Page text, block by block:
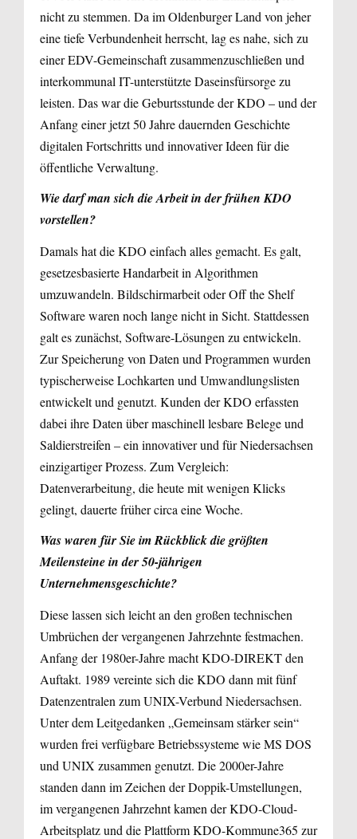
nicht zu stemmen. Da im Oldenburger Land von jeher
eine tiefe Verbundenheit herrscht, lag es nahe, sich zu
einer EDV-Gemeinschaft zusammenzuschließen und
interkommunal IT-unterstützte Daseinsfürsorge zu
leisten. Das war die Geburtsstunde der KDO – und der
Anfang einer jetzt 50 Jahre dauernden Geschichte
digitalen Fortschritts und innovativer Ideen für die
öffentliche Verwaltung.
Wie darf man sich die Arbeit in der frühen KDO
vorstellen?
Damals hat die KDO einfach alles gemacht. Es galt,
gesetzesbasierte Handarbeit in Algorithmen
umzuwandeln. Bildschirmarbeit oder Off the Shelf
Software waren noch lange nicht in Sicht. Stattdessen
galt es zunächst, Software-Lösungen zu entwickeln.
Zur Speicherung von Daten und Programmen wurden
typischerweise Lochkarten und Umwandlungslisten
entwickelt und genutzt. Kunden der KDO erfassten
dabei ihre Daten über maschinell lesbare Belege und
Saldierstreifen – ein innovativer und für Niedersachsen
einzigartiger Prozess. Zum Vergleich:
Datenverarbeitung, die heute mit wenigen Klicks
gelingt, dauerte früher circa eine Woche.
Was waren für Sie im Rückblick die größten
Meilensteine in der 50-jährigen
Unternehmensgeschichte?
Diese lassen sich leicht an den großen technischen
Umbrüchen der vergangenen Jahrzehnte festmachen.
Anfang der 1980er-Jahre macht KDO-DIREKT den
Auftakt. 1989 vereinte sich die KDO dann mit fünf
Datenzentralen zum UNIX-Verbund Niedersachsen.
Unter dem Leitgedanken „Gemeinsam stärker sein“
wurden frei verfügbare Betriebssysteme wie MS DOS
und UNIX zusammen genutzt. Die 2000er-Jahre
standen dann im Zeichen der Doppik-Umstellungen,
im vergangenen Jahrzehnt kamen der KDO-Cloud-
Arbeitsplatz und die Plattform KDO-Kommune365 zur